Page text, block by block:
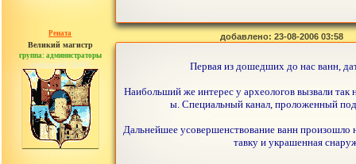
Рената
Великий магистр
группа: администраторы
сообщений: 30442
добавлено: 23-08-2006 03:58
Первая из дошедших до нас ванн,
Наибольший же интерес у археологов вызвали
ы. Специальный канал, проложенный
Дальнейшее усовершенствование ванн произошло
тавку и украшенная